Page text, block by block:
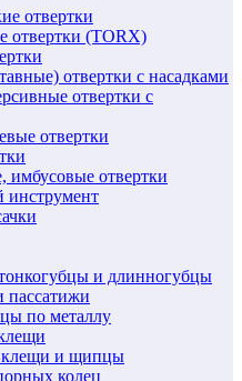
отвертки
отвертки (TORX)
отвертки с насадками
отвертки с
отвертки
имбусовые отвертки
и длинногубцы
пассатижи
по металлу
клещи и щипцы
колец